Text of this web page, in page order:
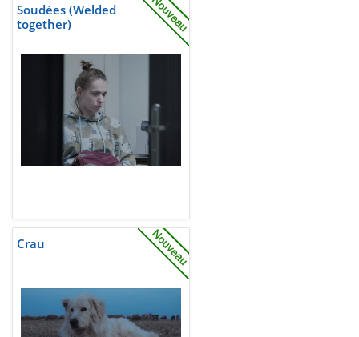
Soudées (Welded
together)
Crau